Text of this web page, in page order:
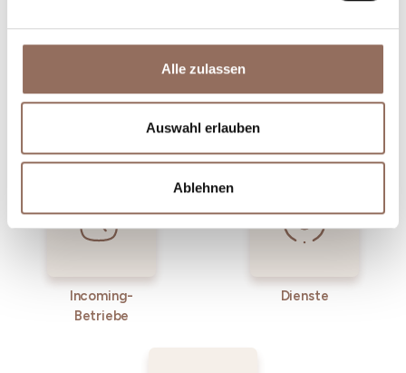
Alle zulassen
Auswahl erlauben
Ablehnen
Incoming-
Betriebe
Dienste